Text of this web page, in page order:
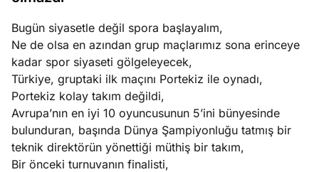
caiz
Ağustos
4, 2026
umutlu
ister
Köşe
Yazıları
Spor
Yazıları
Bugün siyasetle değil spora başlayalım,
Ne de olsa en azından grup maçlarımız sona erinceye
kadar spor siyaseti gölgeleyecek,
Türkiye, gruptaki ilk maçını Portekiz ile oynadı,
Portekiz kolay takım değildi,
Avrupa’nın en iyi 10 oyuncusunun 5’ini bünyesinde
bulunduran, başında Dünya Şampiyonluğu tatmış bir
teknik direktörün yönettiği müthiş bir takım,
Bir önceki turnuvanın finalisti,